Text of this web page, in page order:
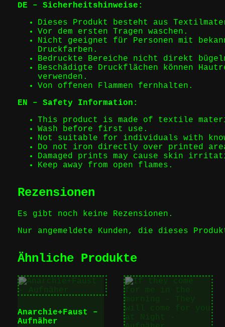
DE – Sicherheitshinweise:
Dieses Produkt besteht aus
Vor dem ersten Tragen waschen.
Nicht geeignet für Personen mit
Druckfarben.
Bedruckte Bereiche nicht direkt
Beschädigte Druckflächen können
verwenden.
Von offenen Flammen fernhalten.
EN – Safety Information:
This product is made of textile
Wash before first use.
Not suitable for individuals with
Do not iron directly over printed
Damaged prints may cause skin
Keep away from open flames.
Rezensionen
Es gibt noch keine Rezensionen.
Nur angemeldete Kunden, die dieses
Ähnliche Produkte
Anarchie+Faust –
Aufnäher